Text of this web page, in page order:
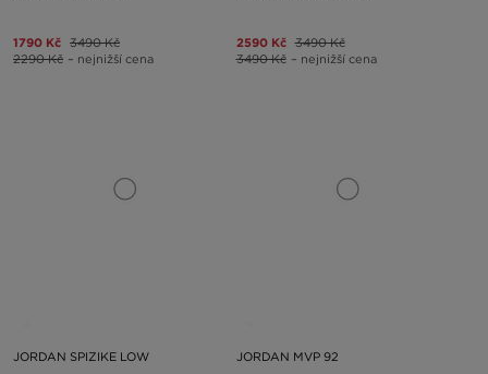
1790 Kč 3490 Kč
2290 Kč – nejnižší cena
2590 Kč 3490 Kč
3490 Kč – nejnižší cena
JORDAN SPIZIKE LOW JORDAN MVP 92